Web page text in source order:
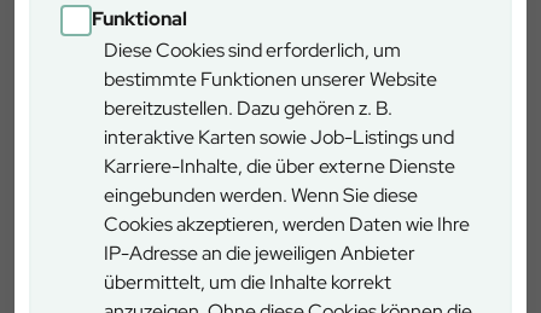
Funktional
Diese Cookies sind erforderlich, um
bestimmte Funktionen unserer Website
bereitzustellen. Dazu gehören z. B.
interaktive Karten sowie Job-Listings und
Karriere-Inhalte, die über externe Dienste
eingebunden werden. Wenn Sie diese
Cookies akzeptieren, werden Daten wie Ihre
IP-Adresse an die jeweiligen Anbieter
übermittelt, um die Inhalte korrekt
Disziplinen Baumfällung, Kettenwechsel und
Präzisionsschnitt und wurde Vizeweltmeister seiner Klasse.
Martin Schraitle stellte mit 8,02 Sekunden einen neuen
Weltrekord im Kettenwechsel auf. Thomas Schneider
sicherte sich Gold im Präzisionsschnitt.
In der Teamwertung belegte Deutschland einen starken
zweiten Platz hinter Österreich, gefolgt vom Team
Slowenien.
Traberts neuer Weltrekord unterstreicht einmal mehr die